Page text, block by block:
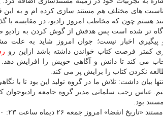
های مختلف هم مستند سازی کرده ام و به این
هستم چون که مخاطب امروز رادیو، در مقایسه با
تر شده است پس هدفش از گوش کردن به رادیو
اخبار نیست؛ جوان امروز شاید به علت
کمتر فرصت کتاب خواندن داشته باشد ازاین رو
می کند تا دانش و آگاهی خویش را افزایش
نکردن کتاب را برایش پر می کند.
بیان داشت: تلاش ما در گروه تولید این بود تا با
عباس رجب سلمانی مدیر گروه جامعه رادیوجوان
بود.
امروز جمعه ۲۶ دیماه ساعت ۲۳: ۰۰ از آنتن رادیو جوان پخش می شود.